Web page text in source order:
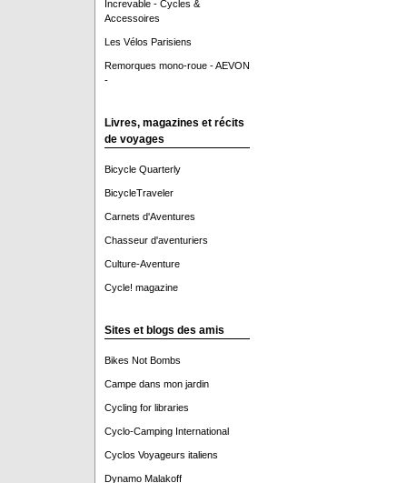
Increvable - Cycles &
Accessoires
Les Vélos Parisiens
Remorques mono-roue - AEVON
-
Livres, magazines et récits
de voyages
Bicycle Quarterly
BicycleTraveler
Carnets d'Aventures
Chasseur d'aventuriers
Culture-Aventure
Cycle! magazine
Sites et blogs des amis
Bikes Not Bombs
Campe dans mon jardin
Cycling for libraries
Cyclo-Camping International
Cyclos Voyageurs italiens
Dynamo Malakoff